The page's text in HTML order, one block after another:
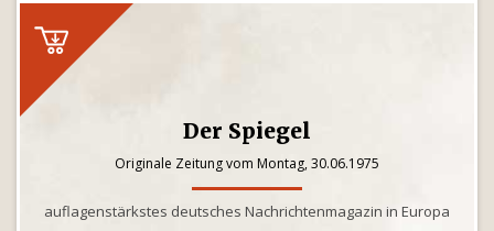
Der Spiegel
Originale Zeitung vom Montag, 30.06.1975
auflagenstärkstes deutsches Nachrichtenmagazin in Europa